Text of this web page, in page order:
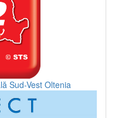
Sud-Vest Oltenia